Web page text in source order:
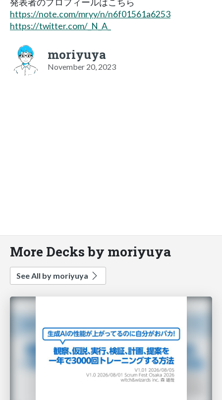
発表者のプロフィールはこちら
https://note.com/mryy/n/n6f01561a6253
https://twitter.com/_N_A_
moriyuya
November 20, 2023
More Decks by moriyuya
See All by moriyuya